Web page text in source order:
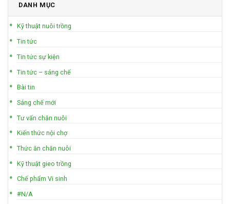
DANH MỤC
Kỹ thuật nuôi trồng
Tin tức
Tin tức sự kiện
Tin tức – sáng chế
Bài tin
Sáng chế mới
Tư vấn chăn nuôi
Kiến thức nội chợ
Thức ăn chăn nuôi
Kỹ thuật gieo trồng
Chế phẩm Vi sinh
#N/A